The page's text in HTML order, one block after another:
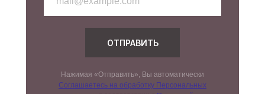
ОТПРАВИТЬ
Нажимая «Отправить», Вы автоматически
Соглашаетесь на обработку Персональных